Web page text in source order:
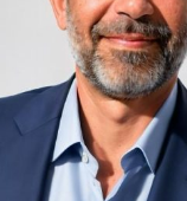
una dintre cele mai
de oaspeți în
apreciate
ori, oaspeții nu
a problemei, ci
sau agitat.